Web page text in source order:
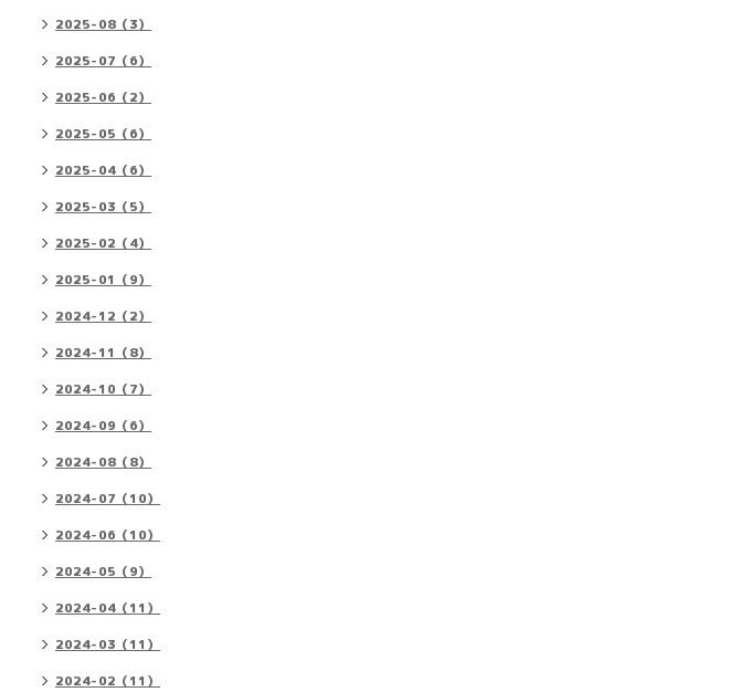
2025-08（3）
2025-07（6）
2025-06（2）
2025-05（6）
2025-04（6）
2025-03（5）
2025-02（4）
2025-01（9）
2024-12（2）
2024-11（8）
2024-10（7）
2024-09（6）
2024-08（8）
2024-07（10）
2024-06（10）
2024-05（9）
2024-04（11）
2024-03（11）
2024-02（11）